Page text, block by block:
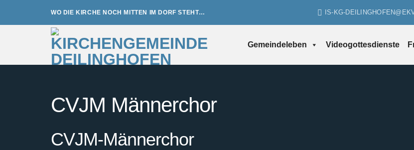
WO DIE KIRCHE NOCH MITTEN IM DORF STEHT… IS-KG-
Gemeindeleben Videogottesdienste
CVJM Männerchor
CVJM-Männerchor